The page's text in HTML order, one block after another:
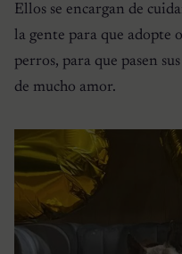
Ellos se encargan de
la gente para que adopte
perros, para que pasen
de mucho amor.